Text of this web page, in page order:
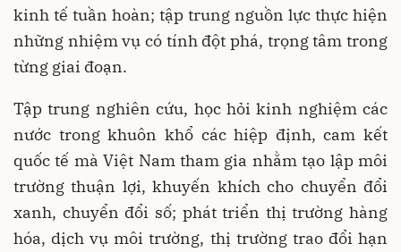
kinh tế tuần hoàn; tập trung nguồn lực thực hiện
những nhiệm vụ có tính đột phá, trọng tâm trong
từng giai đoạn.
Tập trung nghiên cứu, học hỏi kinh nghiệm các
nước trong khuôn khổ các hiệp định, cam kết
quốc tế mà Việt Nam tham gia nhằm tạo lập môi
trường thuận lợi, khuyến khích cho chuyển đổi
xanh, chuyển đổi số; phát triển thị trường hàng
hóa, dịch vụ môi trường, thị trường trao đổi hạn